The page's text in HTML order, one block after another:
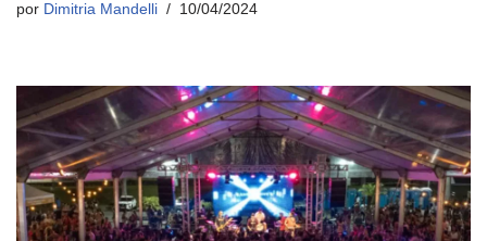
por Dimitria Mandelli 10/04/2024